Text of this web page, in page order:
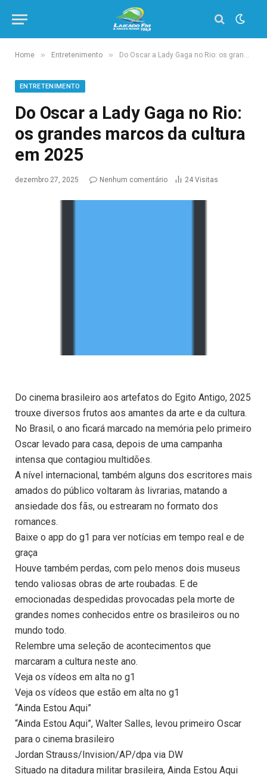
Home » Entretenimento » Do Oscar a Lady Gaga no Rio: os grandes marcos da cultura em 2025
ENTRETENIMENTO
Do Oscar a Lady Gaga no Rio:
os grandes marcos da cultura
em 2025
dezembro 27, 2025 Nenhum comentário 24 Visitas
Do cinema brasileiro aos artefatos do Egito Antigo, 2025
trouxe diversos frutos aos amantes da arte e da cultura.
No Brasil, o ano ficará marcado na memória pelo primeiro
Oscar levado para casa, depois de uma campanha
intensa que contagiou multidões.
A nível internacional, também alguns dos escritores mais
amados do público voltaram às livrarias, matando a
ansiedade dos fãs, ou estrearam no formato dos
romances.
Baixe o app do g1 para ver notícias em tempo real e de
graça
Houve também perdas, com pelo menos dois museus
tendo valiosas obras de arte roubadas. E de
emocionadas despedidas provocadas pela morte de
grandes nomes conhecidos entre os brasileiros ou no
mundo todo.
Relembre uma seleção de acontecimentos que
marcaram a cultura neste ano.
Veja os vídeos em alta no g1
Veja os vídeos que estão em alta no g1
“Ainda Estou Aqui”
“Ainda Estou Aqui”, Walter Salles, levou primeiro Oscar
para o cinema brasileiro
Jordan Strauss/Invision/AP/dpa via DW
Situado na ditadura militar brasileira, Ainda Estou Aqui